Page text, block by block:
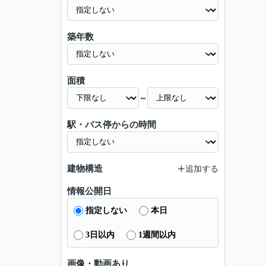
築年数
面積
～
駅・バス停からの時間
建物構造 追加する
情報公開日
指定しない 本日
3日以内 1週間以内
画像・動画あり